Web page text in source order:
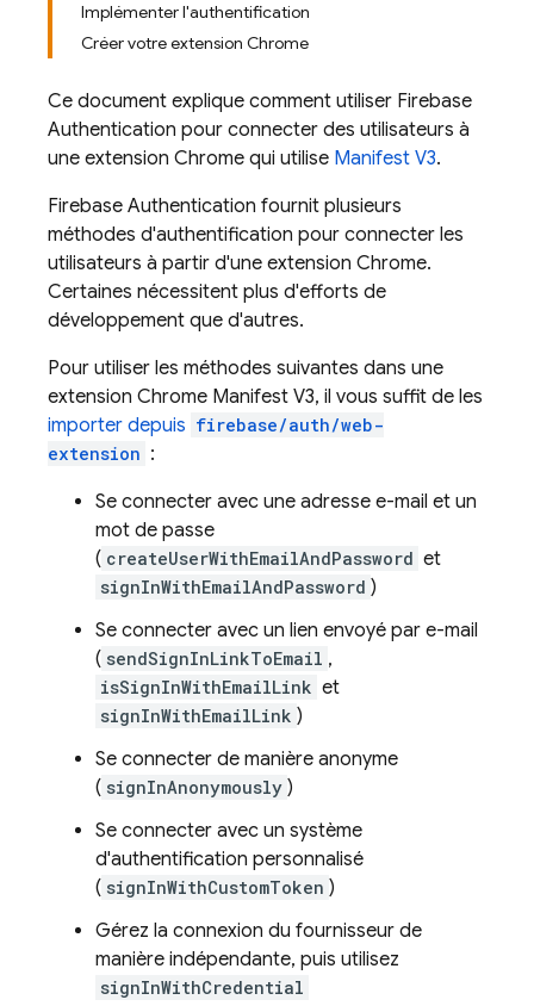
Implémenter l'authentification
Créer votre extension Chrome
Ce document explique comment utiliser Firebase
Authentication pour connecter des utilisateurs à
une extension Chrome qui utilise Manifest V3.
Firebase Authentication fournit plusieurs
méthodes d'authentification pour connecter les
utilisateurs à partir d'une extension Chrome.
Certaines nécessitent plus d'efforts de
développement que d'autres.
Pour utiliser les méthodes suivantes dans une
extension Chrome Manifest V3, il vous suffit de les
importer depuis firebase/auth/web-
extension :
Se connecter avec une adresse e-mail et un
mot de passe
( createUserWithEmailAndPassword et
signInWithEmailAndPassword )
Se connecter avec un lien envoyé par e-mail
( sendSignInLinkToEmail ,
isSignInWithEmailLink et
signInWithEmailLink )
Se connecter de manière anonyme
( signInAnonymously )
Se connecter avec un système
d'authentification personnalisé
( signInWithCustomToken )
Gérez la connexion du fournisseur de
manière indépendante, puis utilisez
signInWithCredential